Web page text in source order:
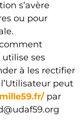
s’avère
ou pour
utilise ses
à les rectifier
peut
par